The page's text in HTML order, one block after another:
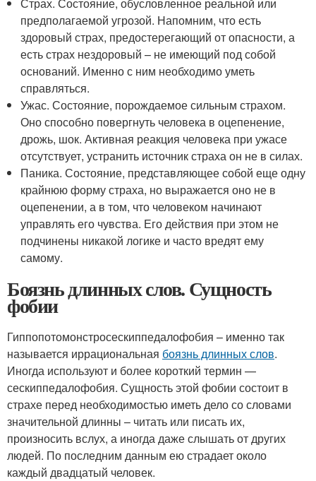
предполагаемой угрозой. Напомним, что есть
здоровый страх, предостерегающий от опасности, а
есть страх нездоровый – не имеющий под собой
оснований. Именно с ним необходимо уметь
справляться.
Ужас. Состояние, порождаемое сильным страхом.
Оно способно повергнуть человека в оцепенение,
дрожь, шок. Активная реакция человека при ужасе
отсутствует, устранить источник страха он не в силах.
Паника. Состояние, представляющее собой еще одну
крайнюю форму страха, но выражается оно не в
оцепенении, а в том, что человеком начинают
управлять его чувства. Его действия при этом не
подчинены никакой логике и часто вредят ему
самому.
Боязнь длинных слов. Сущность
фобии
Гиппопотомонстросескиппедалофобия – именно так
называется иррациональная боязнь длинных слов.
Иногда используют и более короткий термин —
сескиппедалофобия. Сущность этой фобии состоит в
страхе перед необходимостью иметь дело со словами
значительной длинны – читать или писать их,
произносить вслух, а иногда даже слышать от других
людей. По последним данным ею страдает около
каждый двадцатый человек.